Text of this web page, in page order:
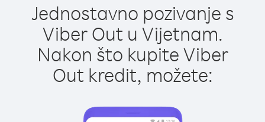
Jednostavno pozivanje s
Viber Out u Vijetnam.
Nakon što kupite Viber
Out kredit, možete: